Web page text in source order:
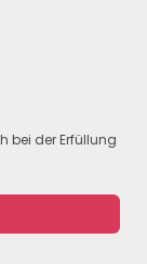
bei der Erfüllung